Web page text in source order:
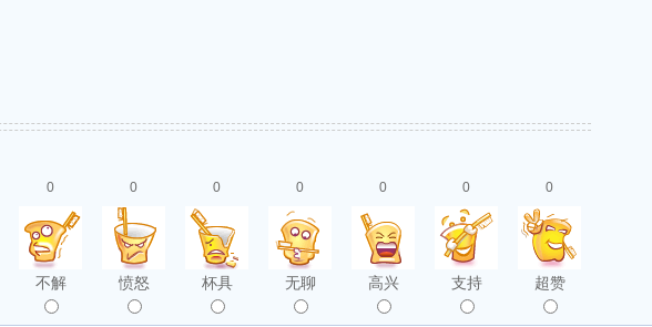
0
不解
0
愤怒
0
杯具
0
无聊
0
高兴
0
支持
0
超赞